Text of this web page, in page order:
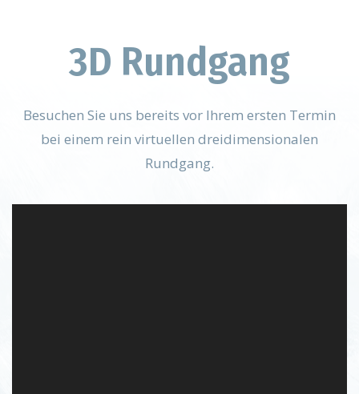
3D Rundgang
Besuchen Sie uns bereits vor Ihrem ersten Termin
bei einem rein virtuellen dreidimensionalen
Rundgang.